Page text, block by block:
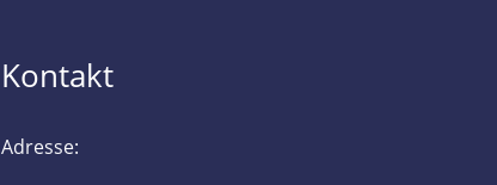
Kontakt
Adresse: